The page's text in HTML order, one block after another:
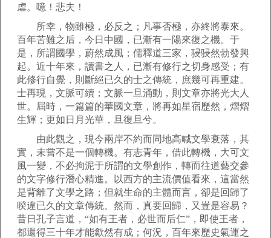
虐。噫！悲夫！
所幸，物雖極，必反之；凡事否極，亦終將泰來。
百年苦難之后，今日中國，已漸有一陽來復之機。于
是，所謂國學，蔚然成風；儒釋道三家，骎骎然勃發興
起。近十年來，讀書之人，已漸有修行之切身感受；有
此修行自覺，則斷絕已久的士之傳統，庶幾可再重建。
士再現，文脈可續；文脈一旦涌動，則文章亦將光大人
世。屆時，一篇篇的華國文章，將再如星宿歷然，熠熠
生輝；更如日月光華，旦復旦兮。
由此觀之，現今兩岸不約而同地高喊文學衰落，其
實，未嘗不是一個轉機。有志青年，借此轉機，大可文
風一變，不必拘泥于所謂的文學創作，轉而往道藝交參
的文字修行潛心精進。以西方的主流價值看來，這當然
是背離了文學之路；但就生命的主體而言，卻是回歸了
暌違已久的文章傳統。然而，真要回歸，又豈是容易？
昔日孔子言道，“如有王者，必世而后仁”，即使王者，
都還得三十年才能歙然有成；何況，百年來歷史氣運之